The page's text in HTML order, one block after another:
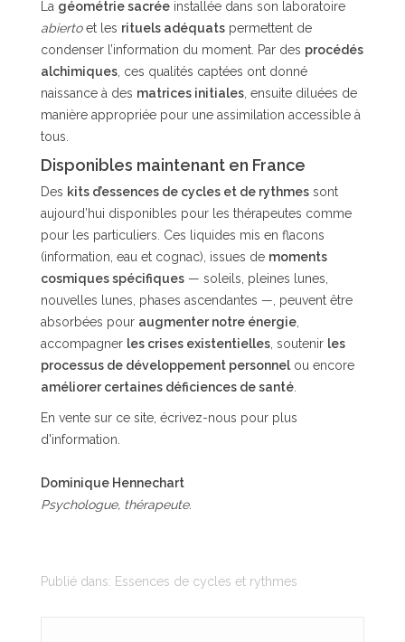
La géométrie sacrée installée dans son laboratoire
abiertoet les rituels adéquats permettent de
condenser l’information du moment. Par des procédés
alchimiques , ces qualités captées ont donné
naissance à des matrices initiales , ensuite diluées de
manière appropriée pour une assimilation accessible à
tous.
Disponibles maintenant en France
Des kits d’essences de cycles et de rythmes sont
aujourd’hui disponibles pour les thérapeutes comme
pour les particuliers. Ces liquides mis en flacons
(information, eau et cognac), issues de moments
cosmiques spécifiques — soleils, pleines lunes,
nouvelles lunes, phases ascendantes —, peuvent être
absorbées pour augmenter notre énergie
accompagner les crises existentielles , soutenir les
processus de développement personnel ou encore
améliorer certaines déficiences de santé
En vente sur ce site, écrivez-nous pour plus
d'information.
Dominique Hennechart
Psychologue, thérapeute.
Publié dans: Essences de cycles et rythmes